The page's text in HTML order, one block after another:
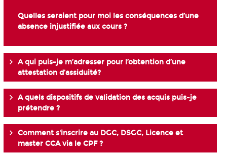
Quelles seraient pour moi les conséquences d’une
absence injustifiée aux cours ?
A qui puis-je m’adresser pour l’obtention d’une
attestation d’assiduité?
A quels dispositifs de validation des acquis puis-je
prétendre ?
Comment s'inscrire au DGC, DSGC, Licence et
master CCA via le CPF ?